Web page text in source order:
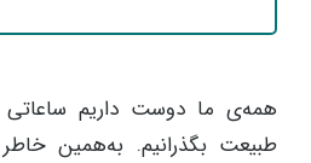
همه‌ی ما دوست داریم ساعاتی
طبیعت بگذرانیم. به‌همین خاطر